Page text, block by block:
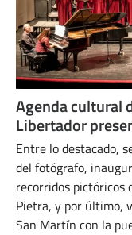
Agenda cultural
Libertador
Entre lo destacado,
del fotógrafo,
recorridos pictóricos
Pietra, y por último,
San Martín con la